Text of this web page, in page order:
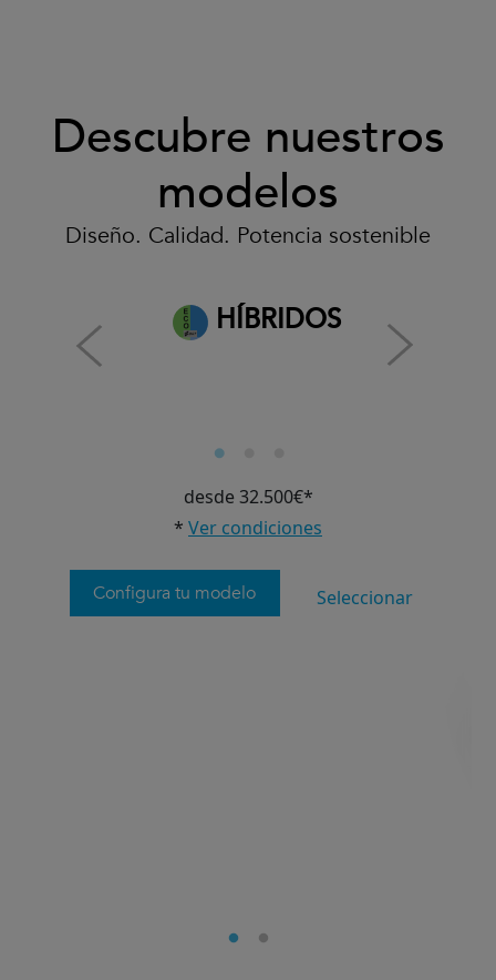
Descubre nuestros
modelos
Diseño. Calidad. Potencia sostenible
HÍBRIDOS
desde 32.500€*
* Ver condiciones
Configura tu modelo Seleccionar